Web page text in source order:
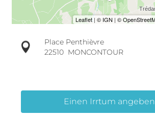
Place Penthièvre
22510 MONCONTOUR
Einen Irrtum angeben